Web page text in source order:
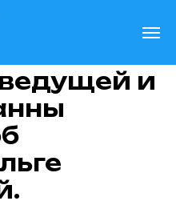
и